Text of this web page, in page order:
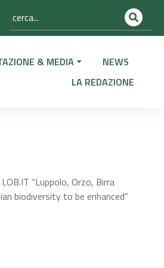
& MEDIA
NEWS
LA REDAZIONE
“Luppolo, Orzo, Birra
biodiversity to be enhanced”